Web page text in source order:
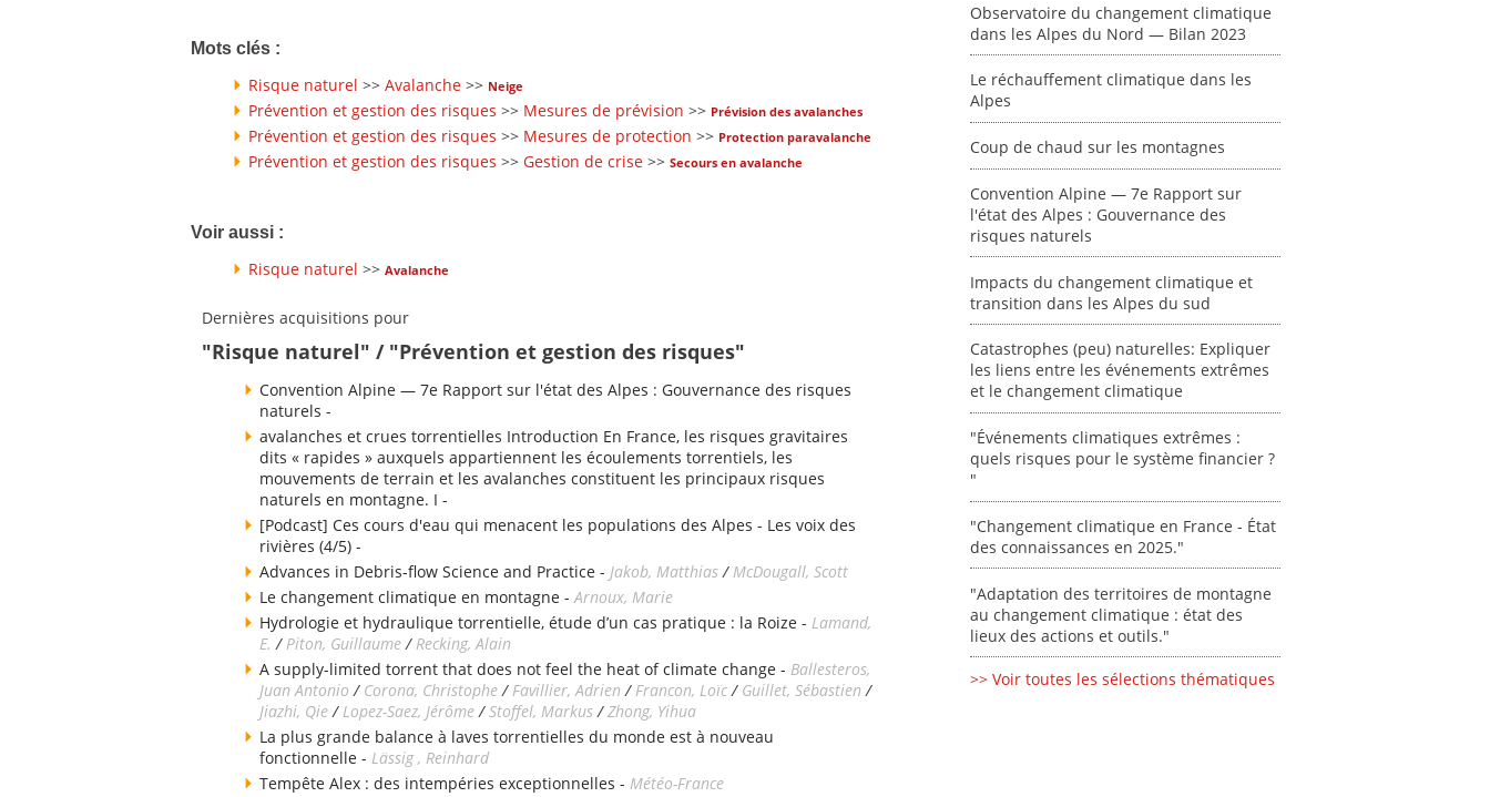
Mots clés :
Risque naturel >> Avalanche >> Neige
Prévention et gestion des risques >> Mesures de prévision >> Prévision des avalanches
Prévention et gestion des risques >> Mesures de protection >> Protection paravalanche
Prévention et gestion des risques >> Gestion de crise >> Secours en avalanche
Voir aussi :
Risque naturel >> Avalanche
Dernières acquisitions pour
"Risque naturel" / "Prévention et gestion des risques"
Convention Alpine — 7e Rapport sur l'état des Alpes : Gouvernance des risques
naturels -
avalanches et crues torrentielles Introduction En France, les risques gravitaires
dits « rapides » auxquels appartiennent les écoulements torrentiels, les
mouvements de terrain et les avalanches constituent les principaux risques
naturels en montagne. I -
[Podcast] Ces cours d'eau qui menacent les populations des Alpes - Les voix des
rivières (4/5) -
Advances in Debris-flow Science and Practice - Jakob, Matthias/McDougall, Scott
Le changement climatique en montagne -Arnoux, Marie
Hydrologie et hydraulique torrentielle, étude d’un cas pratique : la Roize - Lamand,
E. / Piton, Guillaume/ Recking, Alain
A supply-limited torrent that does not feel the heat of climate change - Ballesteros,
Juan Antonio / Corona, Christophe/ Favillier, Adrien / Francon, Loïc/ Guillet, Sébastien /
Jiazhi, Qie/ Lopez-Saez, Jérôme/Stoffel, Markus/Zhong, Yihua
La plus grande balance à laves torrentielles du monde est à nouveau
fonctionnelle - Lässig , Reinhard
Tempête Alex : des intempéries exceptionnelles - Météo-France
Observatoire du changement climatique
dans les Alpes du Nord — Bilan 2023
Le réchauffement climatique dans les
Alpes
Coup de chaud sur les montagnes
Convention Alpine — 7e Rapport sur
l'état des Alpes : Gouvernance des
risques naturels
Impacts du changement climatique et
transition dans les Alpes du sud
Catastrophes (peu) naturelles: Expliquer
les liens entre les événements extrêmes
et le changement climatique
"Événements climatiques extrêmes :
quels risques pour le système financier ?
"
"Changement climatique en France - État
des connaissances en 2025."
"Adaptation des territoires de montagne
au changement climatique : état des
lieux des actions et outils."
>> Voir toutes les sélections thématiques